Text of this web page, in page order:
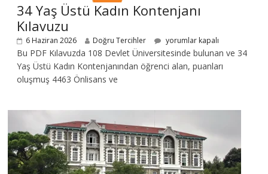
34 Yaş Üstü Kadın Kontenjanı
Kılavuzu
6 Haziran 2026 Doğru Tercihler yorumlar kapalı
Bu PDF Kılavuzda 108 Devlet Üniversitesinde bulunan ve 34
Yaş Üstü Kadın Kontenjanından öğrenci alan, puanları
oluşmuş 4463 Önlisans ve